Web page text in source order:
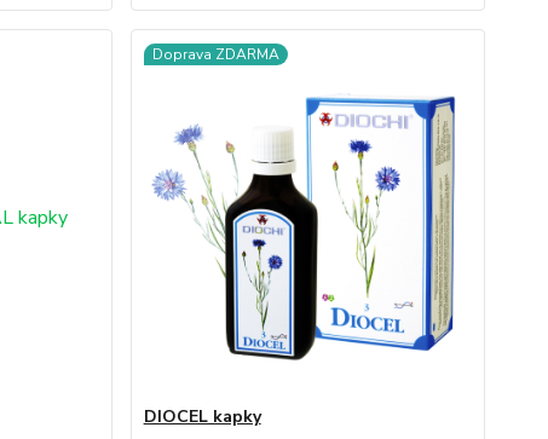
Doprava ZDARMA
DIOCEL kapky